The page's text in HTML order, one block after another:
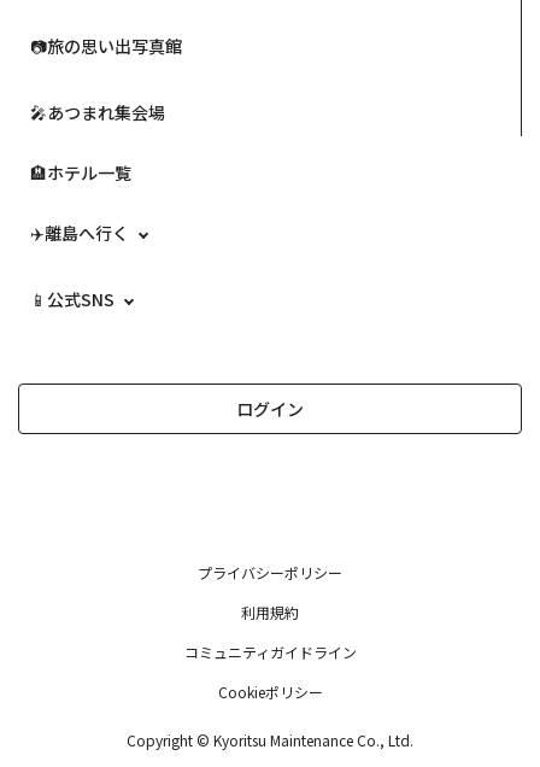
📷️旅の思い出写真館
🎤あつまれ集会場
🏨ホテル一覧
✈️離島へ行く
📱公式SNS
ログイン
プライバシーポリシー
利用規約
コミュニティガイドライン
Cookieポリシー
Copyright © Kyoritsu Maintenance Co., Ltd.